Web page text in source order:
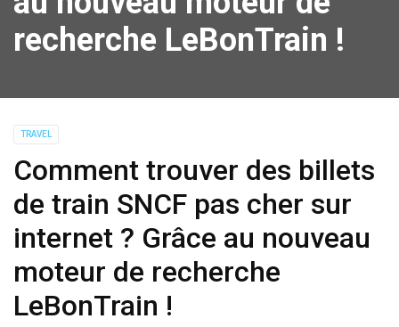
recherche LeBonTrain !
TRAVEL
Comment trouver des billets
de train SNCF pas cher sur
internet ? Grâce au nouveau
moteur de recherche
LeBonTrain !